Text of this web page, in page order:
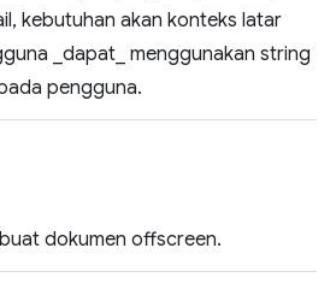
kebutuhan akan konteks latar
_dapat_ menggunakan string
pengguna.
dokumen offscreen.